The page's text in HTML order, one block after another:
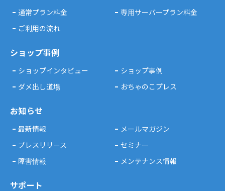
通常プラン料金
専用サーバープラン料金
ご利用の流れ
ショップ事例
ショップインタビュー
ショップ事例
ダメ出し道場
おちゃのこプレス
お知らせ
最新情報
メールマガジン
プレスリリース
セミナー
障害情報
メンテナンス情報
サポート